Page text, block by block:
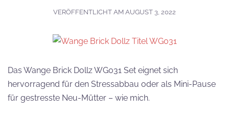
VERÖFFENTLICHT AM AUGUST 3, 2022
Das Wange Brick Dollz WG031 Set eignet sich
hervorragend für den Stressabbau oder als Mini-Pause
für gestresste Neu-Mütter – wie mich.